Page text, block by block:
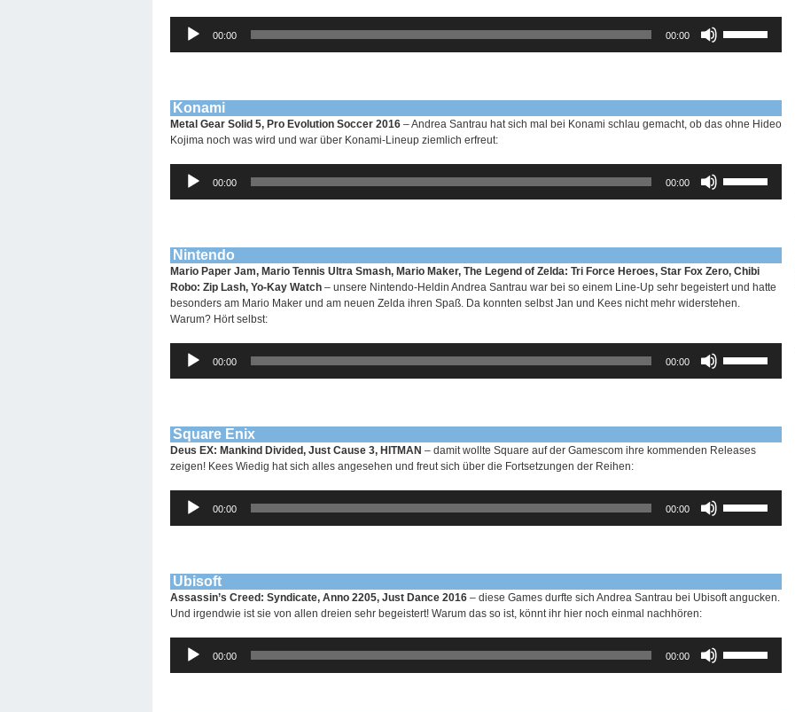
Player
00:00 00:00
Hoch/Runter
benutzen,
Lautstärke
zu
Konami
Metal Gear Solid 5, Pro Evolution Soccer 2016 – Andrea Santrau hat sich mal bei Konami schlau gemacht, ob das ohne Hideo
Kojima noch was wird und war über Konami-Lineup ziemlich erfreut:
Player
00:00 00:00
Hoch/Runter
benutzen,
Lautstärke
zu
regeln.
Nintendo
Mario Paper Jam, Mario Tennis Ultra Smash, Mario Maker, The Legend of Zelda: Tri Force Heroes, Star Fox Zero, Chibi
Robo: Zip Lash, Yo-Kay Watch – unsere Nintendo-Heldin Andrea Santrau war bei so einem Line-Up sehr begeistert und hatte
besonders am Mario Maker und am neuen Zelda ihren Spaß. Da konnten selbst Jan und Kees nicht mehr widerstehen.
Warum? Hört selbst:
Player
00:00 00:00
Hoch/Runter
benutzen,
Lautstärke
zu
Square Enix
Deus EX: Mankind Divided, Just Cause 3, HITMAN – damit wollte Square auf der Gamescom ihre kommenden Releases
zeigen! Kees Wiedig hat sich alles angesehen und freut sich über die Fortsetzungen der Reihen:
Player
00:00 00:00
Hoch/Runter
benutzen,
Lautstärke
zu
Ubisoft
Assassin’s Creed: Syndicate, Anno 2205, Just Dance 2016 – diese Games durfte sich Andrea Santrau bei Ubisoft angucken.
Und irgendwie ist sie von allen dreien sehr begeistert! Warum das so ist, könnt ihr hier noch einmal nachhören:
Player
00:00 00:00
Hoch/Runter
benutzen,